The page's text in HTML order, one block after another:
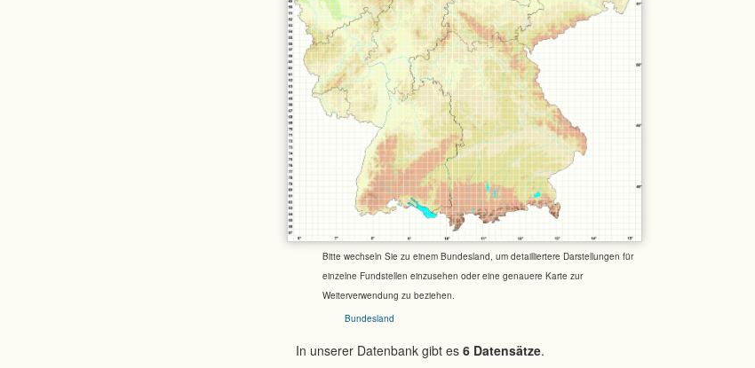
Bitte wechseln Sie zu einem Bundesland, um detailliertere Darstellungen für
einzelne Fundstellen einzusehen oder eine genauere Karte zur
Weiterverwendung zu beziehen.
Bundesland
In unserer Datenbank gibt es 6 Datensätze.